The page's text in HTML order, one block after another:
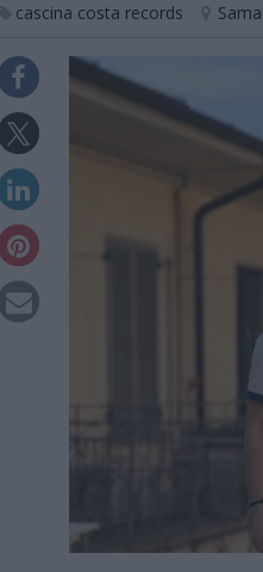
cascina costa records